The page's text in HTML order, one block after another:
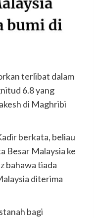
terlibat dalam
6.8 yang
di Maghribi
berkata, beliau
Besar Malaysia ke
bahawa tiada
diterima
bagi